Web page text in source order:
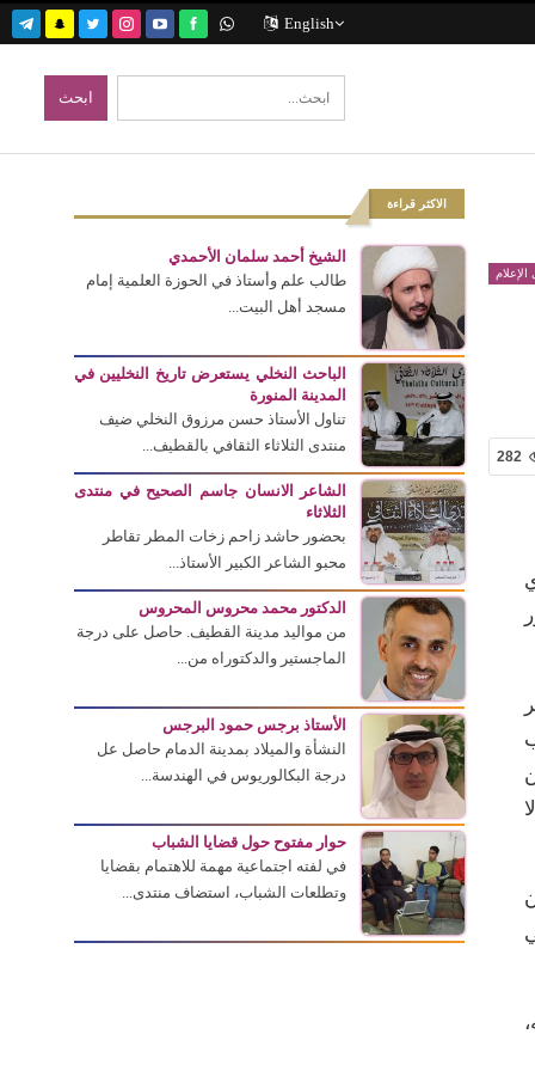
English
282
الاكثر قراءة
الشيخ أحمد سلمان الأحمدي
طالب علم وأستاذ في الحوزة العلمية إمام
مسجد أهل البيت...
الباحث النخلي يستعرض تاريخ النخليين في
المدينة المنورة
تناول الأستاذ حسن مرزوق النخلي ضيف
منتدى الثلاثاء الثقافي بالقطيف...
الشاعر الانسان جاسم الصحيح في منتدى
الثلاثاء
بحضور حاشد زاحم زخات المطر تقاطر
محبو الشاعر الكبير الأستاذ...
الدكتور محمد محروس المحروس
من مواليد مدينة القطيف. حاصل على درجة
الماجستير والدكتوراه من...
الأستاذ برجس حمود البرجس
النشأة والميلاد بمدينة الدمام حاصل عل
درجة البكالوريوس في الهندسة...
حوار مفتوح حول قضايا الشباب
في لفته اجتماعية مهمة للاهتمام بقضايا
وتطلعات الشباب، استضاف منتدى...